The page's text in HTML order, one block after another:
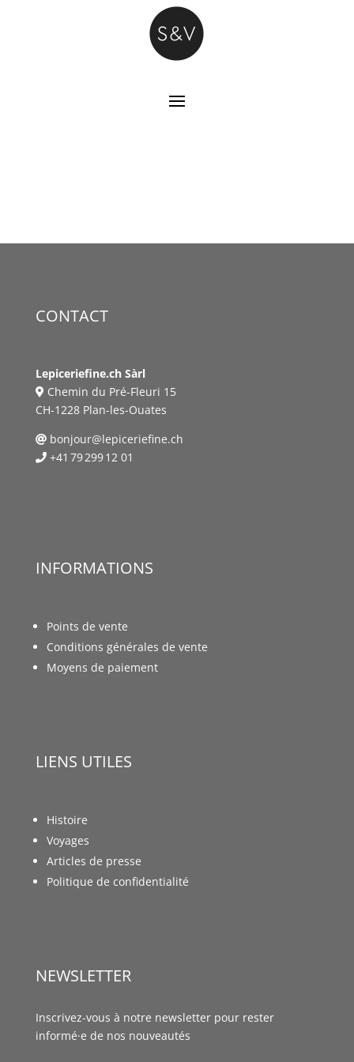
CONTACT
Lepiceriefine.ch Sàrl
Chemin du Pré-Fleuri 15
CH-1228 Plan-les-Ouates
bonjour@lepiceriefine.ch
+41 79 299 12 01
INFORMATIONS
Points de vente
Conditions générales de vente
Moyens de paiement
LIENS UTILES
Histoire
Voyages
Articles de presse
Politique de confidentialité
NEWSLETTER
Inscrivez-vous à notre newsletter pour rester
informé·e de nos nouveautés